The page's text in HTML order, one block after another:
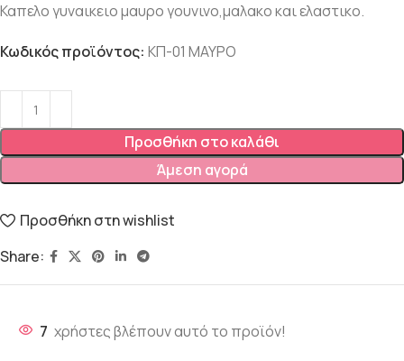
Καπελο γυναικειο μαυρο γουνινο,μαλακο και ελαστικο.
Κωδικός προϊόντος: ΚΠ-01 ΜΑΥΡΟ
Προσθήκη στο καλάθι
Άμεση αγορά
Προσθήκη στη wishlist
Share:
7 χρήστες βλέπουν αυτό το προϊόν!